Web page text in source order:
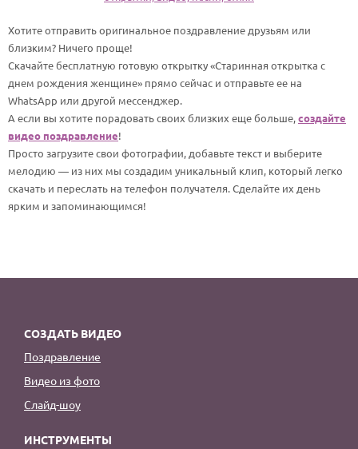
Хотите отправить оригинальное поздравление друзьям или
близким? Ничего проще!
Скачайте бесплатную готовую открытку «Старинная открытка с
днем рождения женщине» прямо сейчас и отправьте ее на
WhatsApp или другой мессенджер.
А если вы хотите порадовать своих близких еще больше,создайте
видео поздравление!
Просто загрузите свои фотографии, добавьте текст и выберите
мелодию — из них мы создадим уникальный клип, который легко
скачать и переслать на телефон получателя. Сделайте их день
ярким и запоминающимся!
СОЗДАТЬ ВИДЕО
Поздравление
Видео из фото
Слайд-шоу
ИНСТРУМЕНТЫ